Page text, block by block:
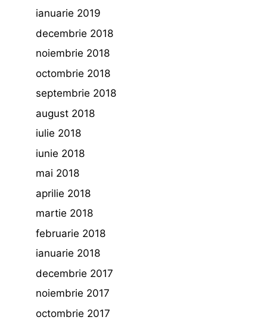
ianuarie 2019
decembrie 2018
noiembrie 2018
octombrie 2018
septembrie 2018
august 2018
iulie 2018
iunie 2018
mai 2018
aprilie 2018
martie 2018
februarie 2018
ianuarie 2018
decembrie 2017
noiembrie 2017
octombrie 2017